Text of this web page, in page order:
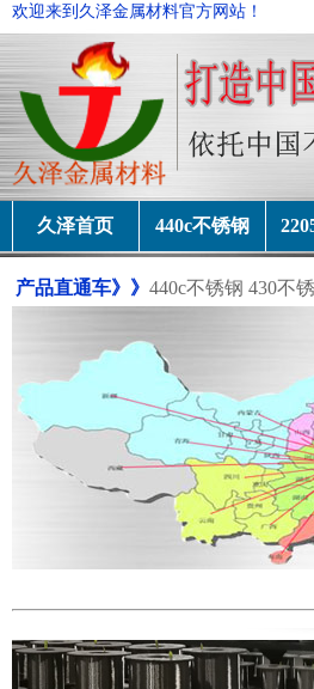
欢迎来到久泽金属材料官方网站！
久泽首页 440c不锈钢
产品直通车》》 440c不锈钢 430不